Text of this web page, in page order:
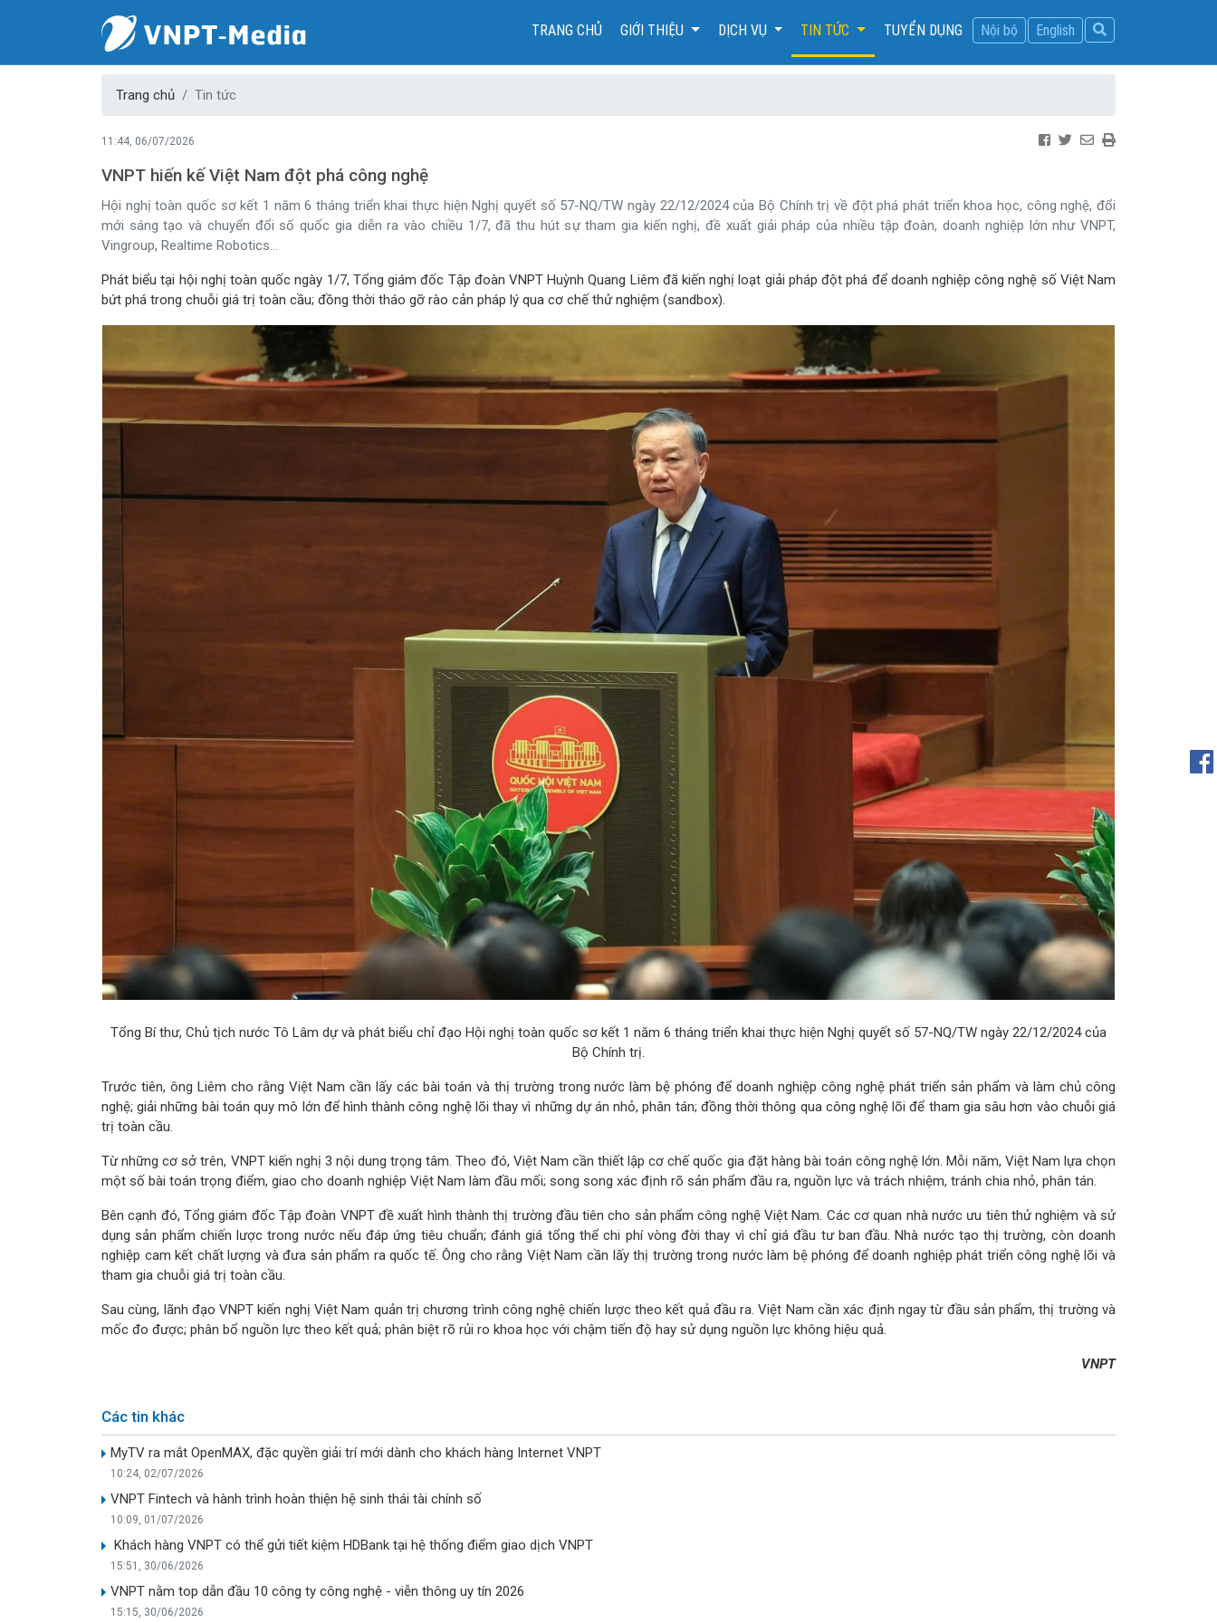
TRANG CHỦ(CURRENT)
GIỚI THIỆU DỊCH VỤ TIN TỨC TUYỂN DỤNG Nội bộ English
Trang chủ Tin tức
11:44, 06/07/2026
VNPT hiến kế Việt Nam đột phá công nghệ
Hội nghị toàn quốc sơ kết 1 năm 6 tháng triển khai thực hiện Nghị quyết số 57-NQ/TW ngày 22/12/2024 của Bộ Chính trị về đột phá phát triển khoa học, công nghệ, đổi
mới sáng tạo và chuyển đổi số quốc gia diễn ra vào chiều 1/7, đã thu hút sự tham gia kiến nghị, đề xuất giải pháp của nhiều tập đoàn, doanh nghiệp lớn như VNPT,
Vingroup, Realtime Robotics...
Phát biểu tại hội nghị toàn quốc ngày 1/7, Tổng giám đốc Tập đoàn VNPT Huỳnh Quang Liêm đã kiến nghị loạt giải pháp đột phá để doanh nghiệp công nghệ số Việt Nam
bứt phá trong chuỗi giá trị toàn cầu; đồng thời tháo gỡ rào cản pháp lý qua cơ chế thử nghiệm (sandbox).
Tổng Bí thư, Chủ tịch nước Tô Lâm dự và phát biểu chỉ đạo Hội nghị toàn quốc sơ kết 1 năm 6 tháng triển khai thực hiện Nghị quyết số 57-NQ/TW ngày 22/12/2024 của
Bộ Chính trị.
Trước tiên, ông Liêm cho rằng Việt Nam cần lấy các bài toán và thị trường trong nước làm bệ phóng để doanh nghiệp công nghệ phát triển sản phẩm và làm chủ công
nghệ; giải những bài toán quy mô lớn để hình thành công nghệ lõi thay vì những dự án nhỏ, phân tán; đồng thời thông qua công nghệ lõi để tham gia sâu hơn vào chuỗi giá
trị toàn cầu.
Từ những cơ sở trên, VNPT kiến nghị 3 nội dung trọng tâm. Theo đó, Việt Nam cần thiết lập cơ chế quốc gia đặt hàng bài toán công nghệ lớn. Mỗi năm, Việt Nam lựa chọn
một số bài toán trọng điểm, giao cho doanh nghiệp Việt Nam làm đầu mối; song song xác định rõ sản phẩm đầu ra, nguồn lực và trách nhiệm, tránh chia nhỏ, phân tán.
Bên cạnh đó, Tổng giám đốc Tập đoàn VNPT đề xuất hình thành thị trường đầu tiên cho sản phẩm công nghệ Việt Nam. Các cơ quan nhà nước ưu tiên thử nghiệm và sử
dụng sản phẩm chiến lược trong nước nếu đáp ứng tiêu chuẩn; đánh giá tổng thể chi phí vòng đời thay vì chỉ giá đầu tư ban đầu. Nhà nước tạo thị trường, còn doanh
nghiệp cam kết chất lượng và đưa sản phẩm ra quốc tế. Ông cho rằng Việt Nam cần lấy thị trường trong nước làm bệ phóng để doanh nghiệp phát triển công nghệ lõi và
tham gia chuỗi giá trị toàn cầu.
Sau cùng, lãnh đạo VNPT kiến nghị Việt Nam quản trị chương trình công nghệ chiến lược theo kết quả đầu ra. Việt Nam cần xác định ngay từ đầu sản phẩm, thị trường và
mốc đo được; phân bổ nguồn lực theo kết quả; phân biệt rõ rủi ro khoa học với chậm tiến độ hay sử dụng nguồn lực không hiệu quả.
VNPT
Các tin khác
MyTV ra mắt OpenMAX, đặc quyền giải trí mới dành cho khách hàng Internet VNPT
10:24, 02/07/2026
VNPT Fintech và hành trình hoàn thiện hệ sinh thái tài chính số
10:09, 01/07/2026
Khách hàng VNPT có thể gửi tiết kiệm HDBank tại hệ thống điểm giao dịch VNPT
15:51, 30/06/2026
VNPT nằm top dẫn đầu 10 công ty công nghệ - viễn thông uy tín 2026
15:15, 30/06/2026